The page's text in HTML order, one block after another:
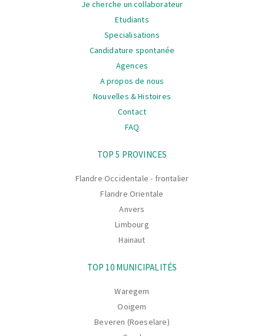
Je cherche un collaborateur
Etudiants
Specialisations
Candidature spontanée
Agences
A propos de nous
Nouvelles & Histoires
Contact
FAQ
TOP 5 PROVINCES
Flandre Occidentale - frontalier
Flandre Orientale
Anvers
Limbourg
Hainaut
TOP 10 MUNICIPALITÉS
Waregem
Ooigem
Beveren (Roeselare)